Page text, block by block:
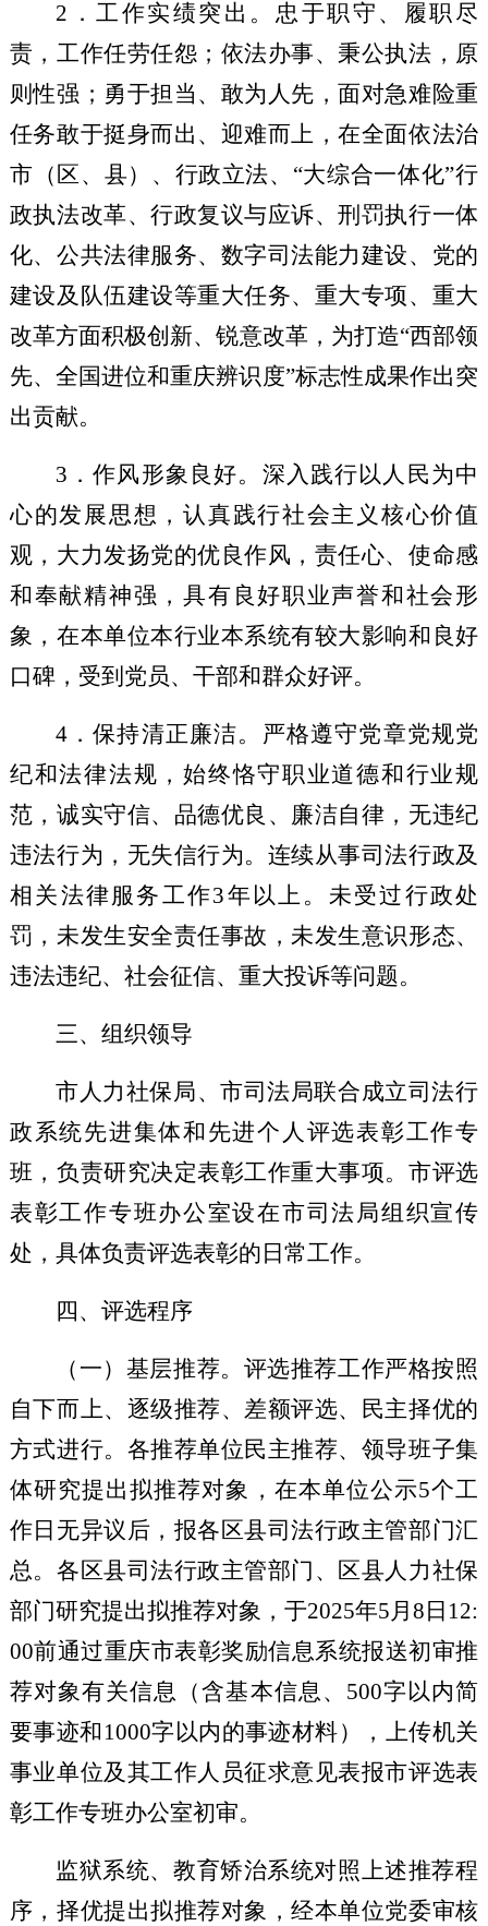
2 ．工作实绩突出。 忠于职守、履职尽
责，工作任劳任怨 ； 依法办事、 秉公执法 ，原
则性强； 勇于担当、 敢为人先，面对急难险重
任务敢于挺身而出 、 迎难而上 ，在全面依法治
市（区、县）、行政立法、 “大综合一体化”行
政执法改革、行政复议与应诉、刑罚执行一体
化、公共法律服务、 数字司法能力建设、党的
建设及队伍建设等重大任务、重大专项、重大
改革方面积极创新、锐意改革 ， 为打造“西部领
先、全国进位和重庆辨识度”标志性成果作出突
出贡献。
3 ．作风形象良好。深入践行以人民为中
心的发展思想，认真践行社会主义核心价值
观， 大力发扬党的优良作风， 责任心、使命感
和奉献精神强，具有良好职业声誉和社会形
象 ，在本单位本行业本系统有较大影响和良好
口碑，受到党员、干部和群众好评。
4．保持清正廉洁。 严格遵守党章党规党
纪和法律法规，始终恪守职业道德和行业规
范 ，诚实守信、品德优良、廉洁自律， 无违纪
违法行为 ， 无失信行为。连续从事司法行政及
相关法律服务工作3年以上 。 未受过行政处
罚，未发生安全责任事故，未发生意识形态、
违法违纪、社会征信、重大投诉等问题。
三、 组织领导
市人力社保局、市司法局联合成立司法行
政系统先进集体和先进个人评选表彰工作专
班，负责研究决定表彰工作重大事项。市评选
表彰工作专班办公室设在市司法局组织宣传
处，具体负责评选表彰的日常工作。
四、 评选程序
（一）基层推荐。 评选推荐工作严格按照
自下而上、逐级推荐、差额评选、民主择优的
方式进行。各推荐单位民主推荐、领导班子集
体研究提出拟推荐对象，在本单位公示5个工
作日无异议后，报各区县司法行政主管部门汇
总。各区县司法行政主管部门、区县人力社保
部门研究提出拟推荐对象，于2025年5 月8 日 12:
00前通过重庆市表彰奖励信息系统报送初审推
荐对象有关信息（含基本信息、 500字以内简
要事迹和 1000字以内的事迹材料），上传机关
事业单位及其工作人员征求意见表报市评选表
彰工作专班办公室初审。
监狱系统、教育矫治系统对照上述推荐程
序，择优提出拟推荐对象，经本单位党委审核